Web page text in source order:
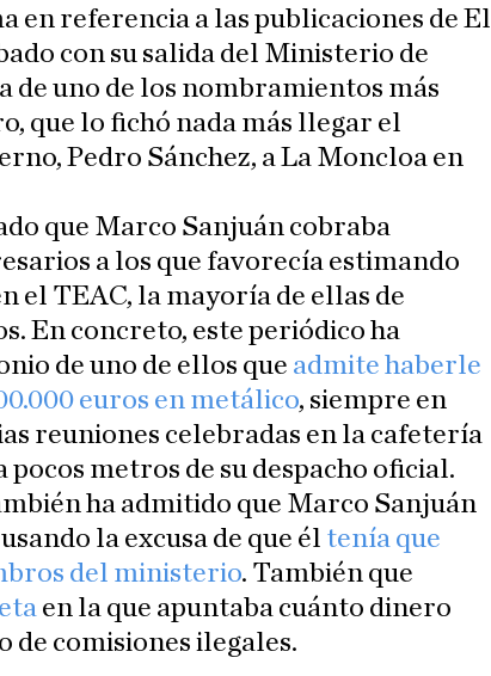
en referencia a las publicaciones de El
con su salida del Ministerio de
de uno de los nombramientos más
que lo fichó nada más llegar el
Pedro Sánchez, a La Moncloa en
que Marco Sanjuán cobraba
a los que favorecía estimando
el TEAC, la mayoría de ellas de
En concreto, este periódico ha
de uno de ellos que admite haberle
euros en metálico, siempre en
reuniones celebradas en la cafetería
pocos metros de su despacho oficial.
ha admitido que Marco Sanjuán
la excusa de que él tenía que
del ministerio. También que
en la que apuntaba cuánto dinero
de comisiones ilegales.